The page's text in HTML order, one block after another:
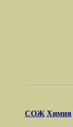
СОЖ Химия